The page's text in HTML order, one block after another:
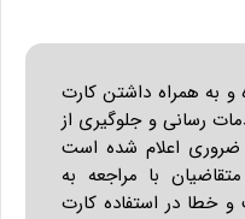
و به همراه داشتن کارت
رسانی و جلوگیری از
اعلام شده است
با مراجعه به
خطا در استفاده کارت